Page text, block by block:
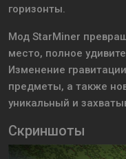
горизонты.
Мод StarMiner
место, полное
Изменение
предметы, а также
уникальный и
Скриншоты